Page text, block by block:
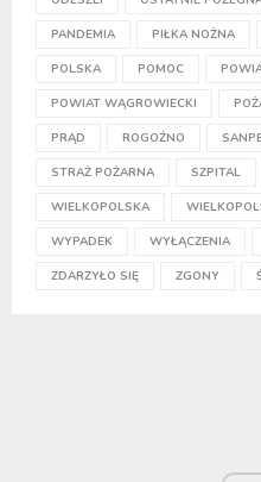
PANDEMIA PIŁKA NOŻNA
POLSKA POMOC
POWIAT WĄGROWIECKI
PRĄD ROGOŹNO
STRAŻ POŻARNA SZPITAL
WIELKOPOLSKA
WYPADEK WYŁĄCZENIA
ZDARZYŁO SIĘ ZGONY